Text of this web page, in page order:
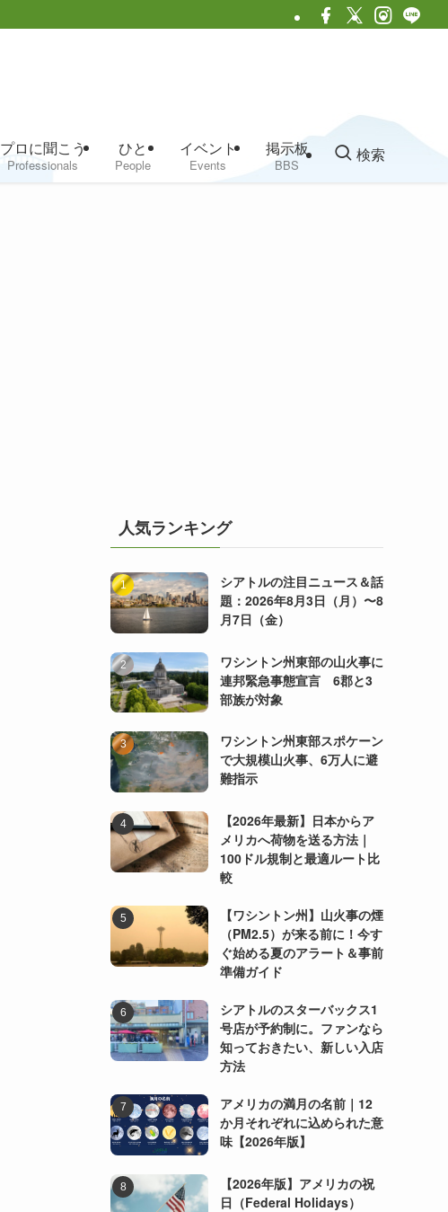
プロに聞こう
Professionals
ひと
People
イベント
Events
掲示板
BBS
検索
人気ランキング
シアトルの注目ニュース＆話
題：2026年8月3日（月）〜8
月7日（金）
ワシントン州東部の山火事に
連邦緊急事態宣言 6郡と3
部族が対象
ワシントン州東部スポケーン
で大規模山火事、6万人に避
難指示
【2026年最新】日本からア
メリカへ荷物を送る方法｜
100ドル規制と最適ルート比
較
【ワシントン州】山火事の煙
（PM2.5）が来る前に！今す
ぐ始める夏のアラート＆事前
準備ガイド
シアトルのスターバックス1
号店が予約制に。ファンなら
知っておきたい、新しい入店
方法
アメリカの満月の名前｜12
か月それぞれに込められた意
味【2026年版】
【2026年版】アメリカの祝
日（Federal Holidays）